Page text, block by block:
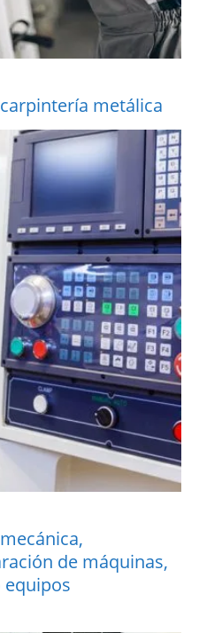
metálica
de máquinas,